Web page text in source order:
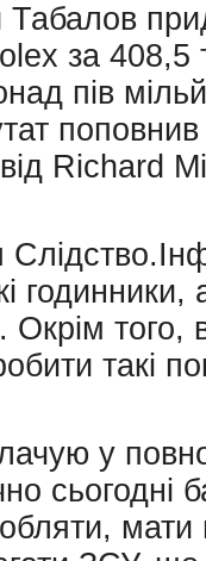
Табалов
за 408,5
пів
поповнив
Richard
годинники,
Окрім того,
такі
у
сьогодні
мати